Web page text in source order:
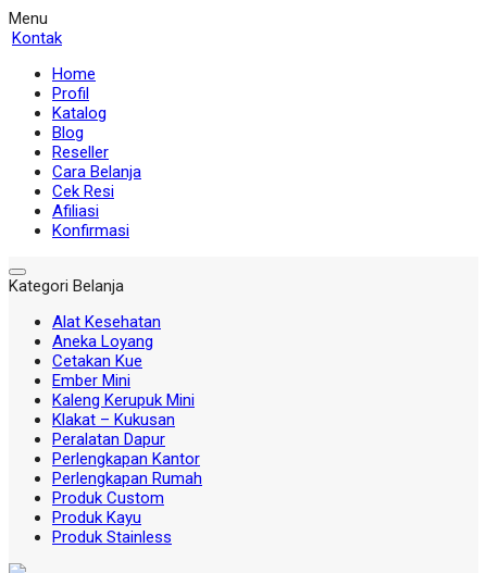
Menu
Kontak
Home
Profil
Katalog
Blog
Reseller
Cara Belanja
Cek Resi
Afiliasi
Konfirmasi
Kategori Belanja
Alat Kesehatan
Aneka Loyang
Cetakan Kue
Ember Mini
Kaleng Kerupuk Mini
Klakat – Kukusan
Peralatan Dapur
Perlengkapan Kantor
Perlengkapan Rumah
Produk Custom
Produk Kayu
Produk Stainless